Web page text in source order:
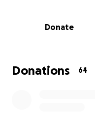
Met Little League
Nederlands
Donate
Donations 64